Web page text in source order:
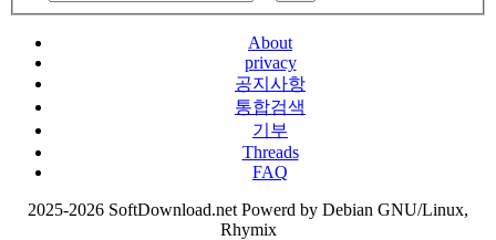
About
privacy
공지사항
통합검색
기부
Threads
FAQ
2025-2026 SoftDownload.net Powerd by Debian GNU/Linux,
Rhymix